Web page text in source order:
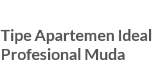
Tipe Apartemen
Profesional Muda